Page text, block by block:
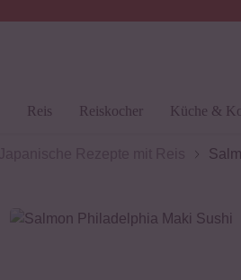
Reis Reiskocher Küche &